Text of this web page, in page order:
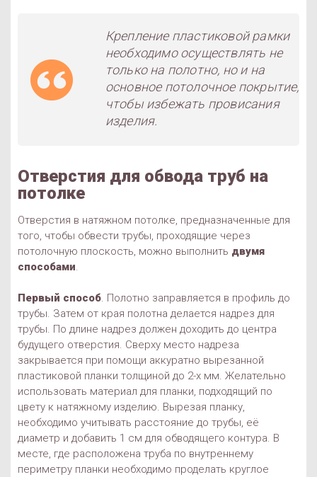
Крепление пластиковой рамки
необходимо осуществлять не
только на полотно, но и на
основное потолочное покрытие,
чтобы избежать провисания
изделия.
Отверстия для обвода труб на
потолке
Отверстия в натяжном потолке, предназначенные для
того, чтобы обвести трубы, проходящие через
потолочную плоскость, можно выполнить двумя
способами.
Первый способ. Полотно заправляется в профиль до
трубы. Затем от края полотна делается надрез для
трубы. По длине надрез должен доходить до центра
будущего отверстия. Сверху место надреза
закрывается при помощи аккуратно вырезанной
пластиковой планки толщиной до 2-х мм. Желательно
использовать материал для планки, подходящий по
цвету к натяжному изделию. Вырезая планку,
необходимо учитывать расстояние до трубы, её
диаметр и добавить 1 см для обводящего контура. В
месте, где расположена труба по внутреннему
периметру планки необходимо проделать круглое